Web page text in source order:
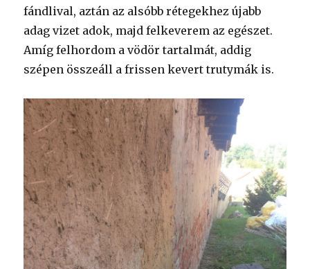
fándlival, aztán az alsóbb rétegekhez újabb
adag vizet adok, majd felkeverem az egészet.
Amíg felhordom a vödör tartalmát, addig
szépen összeáll a frissen kevert trutymák is.